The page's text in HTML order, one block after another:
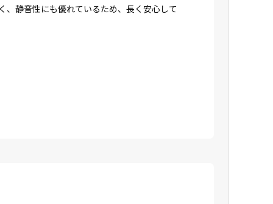
、静音性にも優れているため、長く安心して